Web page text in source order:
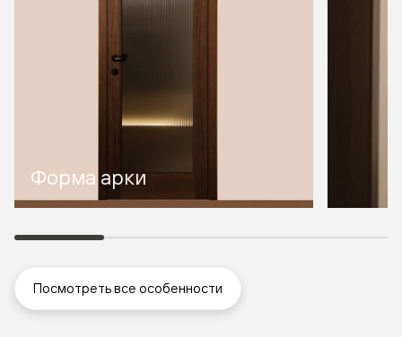
Форма арки
Посмотреть все особенности